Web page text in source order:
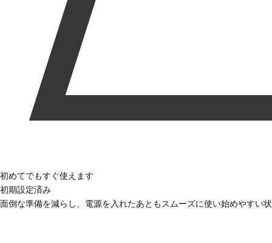
初めてでもすぐ使えます
初期設定済み
面倒な準備を減らし、電源を入れたあともスムーズに使い始めやすい